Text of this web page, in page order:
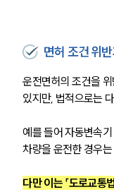
면허 조건 위
운전면허의 조건을
있지만, 법적으로는
예를 들어 자동변속
차량을 운전한 경우
다만 이는 「도로교통